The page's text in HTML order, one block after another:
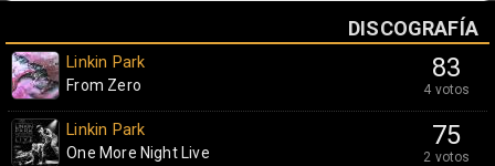
DISCOGRAFÍA
83
4 votos
Linkin Park
From Zero
75
2 votos
Linkin Park
One More Night Live